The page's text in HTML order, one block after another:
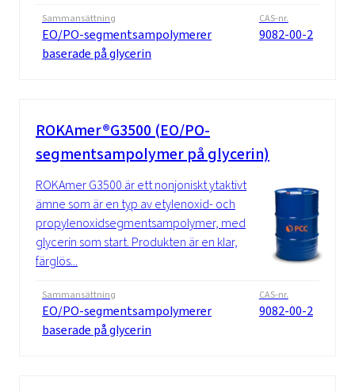
Sammansättning
EO/PO-segmentsampolymerer
baserade på glycerin
CAS-nr.
9082-00-2
ROKAmer®G3500 (EO/PO-
segmentsampolymer på glycerin)
ROKAmer G3500 är ett nonjoniskt ytaktivt
ämne som är en typ av etylenoxid- och
propylenoxidsegmentsampolymer, med
glycerin som start. Produkten är en klar,
färglös...
Sammansättning
EO/PO-segmentsampolymerer
baserade på glycerin
CAS-nr.
9082-00-2